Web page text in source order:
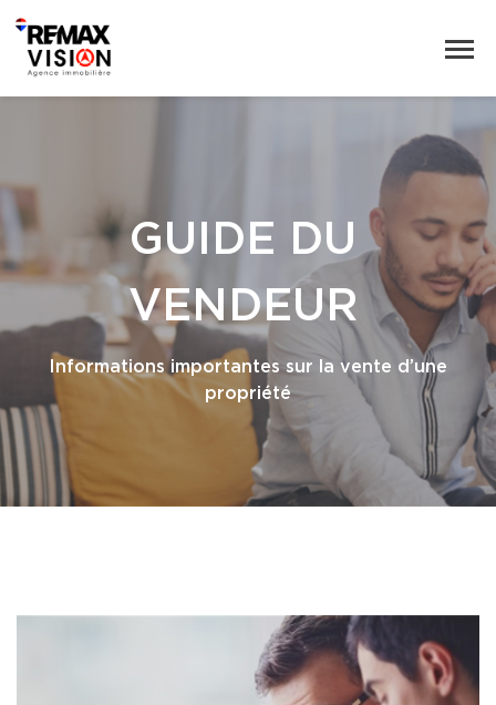
GUIDE DU
VENDEUR
Informations importantes sur la vente d’une
propriété